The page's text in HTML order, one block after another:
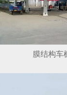
膜结构车